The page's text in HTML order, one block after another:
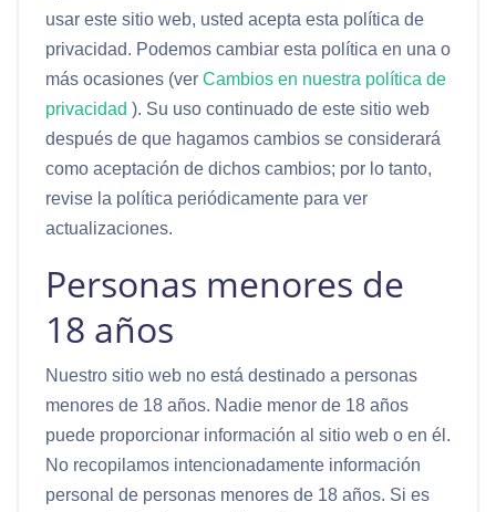
usar este sitio web, usted acepta esta política de
privacidad. Podemos cambiar esta política en una o
más ocasiones (ver Cambios en nuestra política de
privacidad ). Su uso continuado de este sitio web
después de que hagamos cambios se considerará
como aceptación de dichos cambios; por lo tanto,
revise la política periódicamente para ver
actualizaciones.
Personas menores de
18 años
Nuestro sitio web no está destinado a personas
menores de 18 años. Nadie menor de 18 años
puede proporcionar información al sitio web o en él.
No recopilamos intencionadamente información
personal de personas menores de 18 años. Si es